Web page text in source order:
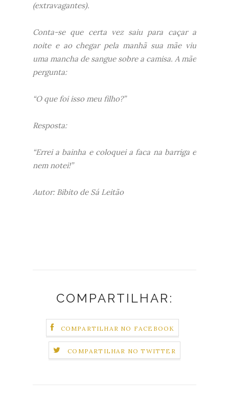
(extravagantes).
Conta-se que certa vez saiu para caçar a
noite e ao chegar pela manhã sua mãe viu
uma mancha de sangue sobre a camisa. A mãe
pergunta:
“O que foi isso meu filho?”
Resposta:
“Errei a bainha e coloquei a faca na barriga e
nem notei!”
Autor: Bibito de Sá Leitão
COMPARTILHAR:
COMPARTILHAR NO FACEBOOK
COMPARTILHAR NO TWITTER